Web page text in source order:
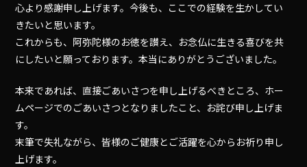
心より感謝申し上げます。今後も、ここでの経験を生かしてい
きたいと思います。
これからも、阿弥陀様のお徳を讃え、お念仏に生きる喜びを共
にしたいと願っております。本当にありがとうございました。
本来であれば、直接ごあいさつを申し上げるべきところ、ホー
ムページでのごあいさつとなりましたこと、お詫び申し上げま
す。
末筆で失礼ながら、皆様のご健康とご活躍を心からお祈り申し
上げます。